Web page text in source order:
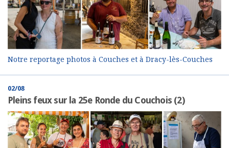
Notre reportage photos à Couches et à Dracy-lès-Couches
02/08
Pleins feux sur la 25e Ronde du Couchois (2)